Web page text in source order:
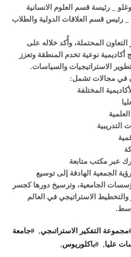
_ رئيسة قسم العلوم الانسانية
_ رئيس قسم العلاقات الدولية والطلاب
المحتملة، وأُكد خلاله على
أكاديمية نوعية تخدم المنطقة وتعزز
الاستراتيجيات والسياسات.
في مجالات تشمل:
المختلفة
التدريبية
عبر مكتب متابعة
الجمعية الهادفة إلى توسيع
الجامعية، وترسيخ دورها كجسر
الاستراتيجي في العالم
مجموعة التفكير الاستراتىجي,
جامعة
عليا, باكلوريوس,